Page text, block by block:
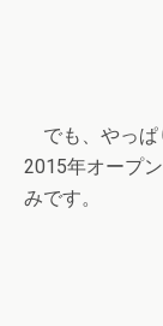
でも、やっぱ
2015年オープ
みです。